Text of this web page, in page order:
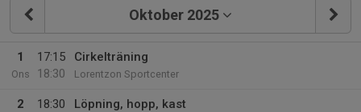
Oktober 2025
1
Ons
17:15
18:30
Cirkelträning
Lorentzon Sportcenter
2
18:30
Löpning, hopp, kast